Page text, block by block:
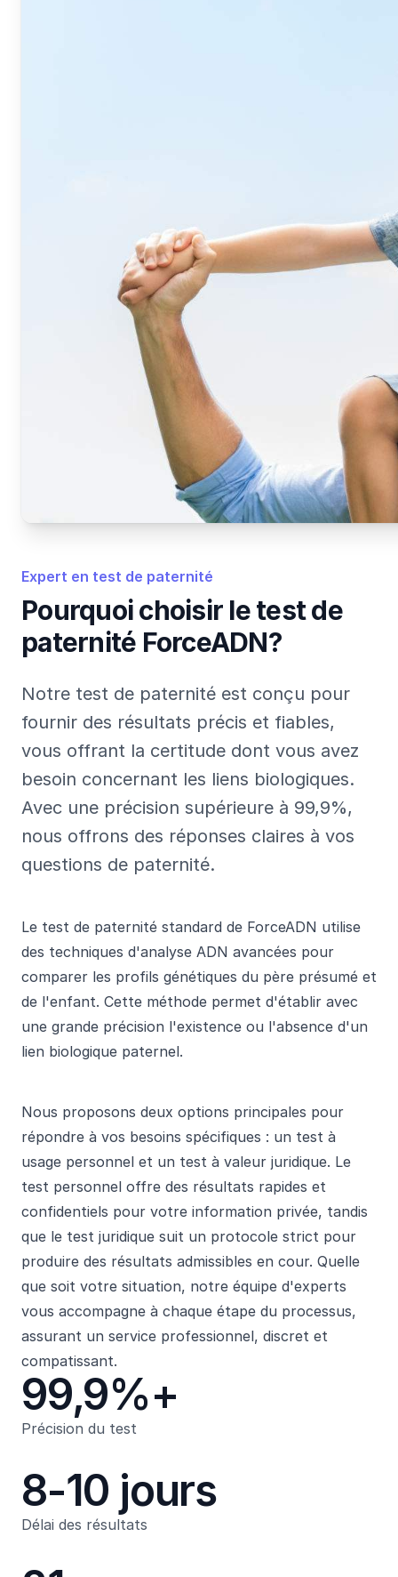
Expert en test de paternité
Pourquoi choisir le test de
paternité ForceADN?
Notre test de paternité est conçu pour
fournir des résultats précis et fiables,
vous offrant la certitude dont vous avez
besoin concernant les liens biologiques.
Avec une précision supérieure à 99,9%,
nous offrons des réponses claires à vos
questions de paternité.
Le test de paternité standard de ForceADN utilise
des techniques d'analyse ADN avancées pour
comparer les profils génétiques du père présumé et
de l'enfant. Cette méthode permet d'établir avec
une grande précision l'existence ou l'absence d'un
lien biologique paternel.
Nous proposons deux options principales pour
répondre à vos besoins spécifiques : un test à
usage personnel et un test à valeur juridique. Le
test personnel offre des résultats rapides et
confidentiels pour votre information privée, tandis
que le test juridique suit un protocole strict pour
produire des résultats admissibles en cour. Quelle
que soit votre situation, notre équipe d'experts
vous accompagne à chaque étape du processus,
assurant un service professionnel, discret et
compatissant.
Précision du test
99,9%+
Délai des résultats
8-10 jours